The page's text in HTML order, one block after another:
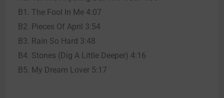
B1. The Fool In Me 4:07
B2. Pieces Of April 3:54
B3. Rain So Hard 3:48
B4. Stones (Dig A Little Deeper) 4:16
B5. My Dream Lover 5:17